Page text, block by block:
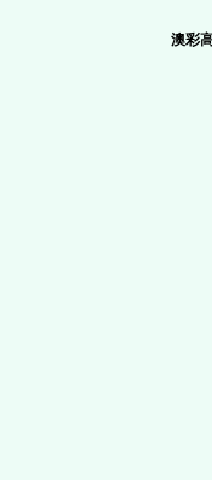
澳彩